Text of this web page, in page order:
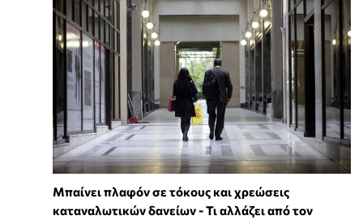
Μπαίνει πλαφόν σε τόκους και χρεώσεις
καταναλωτικών δανείων - Τι αλλάζει από τον